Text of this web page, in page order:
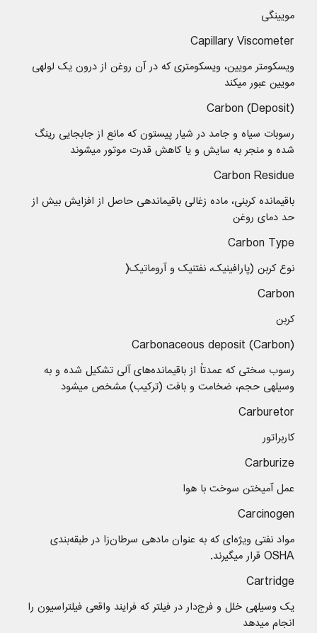
مویینگی
Capillary Viscometer
ویسکومتر مویین، ویسکومتری که در آن روغن از درون یک لولهی
مویین عبور میکند
Carbon (Deposit)
رسوبات سیاه و جامد در شیار پیستون که مانع از جابجایی رینگ
شده و منجر به سایش و یا کاهش قدرت موتور میشوند
Carbon Residue
باقیمانده کربنی، ماده زغالی باقیماندهی حاصل از افزایش بیش از
حد دمای روغن
Carbon Type
نوع کربن (پارافینیک، نفتنیک و آروماتیک(
Carbon
کربن
Carbonaceous deposit (Carbon)
رسوب سختی که عمدتاً از باقیمانده‌های آلی تشکیل شده و به
وسیلهی حجم، ضخامت و بافت (ترکیب) مشخص میشود
Carburetor
کاربراتور
Carburize
عمل آمیختن سوخت با هوا
Carcinogen
مواد نفتی ویژه‌ای که به عنوان مادهی سرطان‌زا در طبقه‌بندی
OSHA قرار میگیرند.
Cartridge
یک وسیلهی خلل و فرج‌دار در فیلتر که فرایند واقعی فیلتراسیون را
انجام میدهد